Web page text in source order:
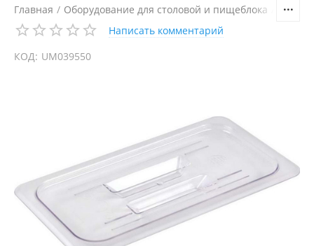
Главная / Оборудование для столовой и пищеблока
Написать комментарий
КОД: UM039550